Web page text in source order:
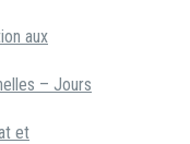
aux
– Jours
et